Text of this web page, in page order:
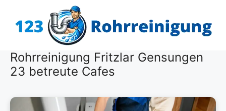
Inhalt
Rohrreinigung Fritzlar Gensungen
23 betreute Cafes